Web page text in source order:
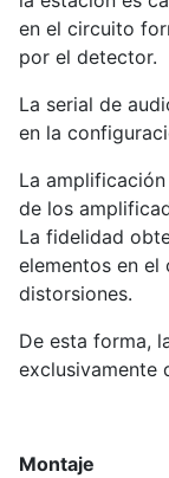
en el circuito
por el detector.
La serial de
en la
La
de los
La fidelidad
elementos en el
distorsiones.
De esta forma,
exclusivamente
Montaje